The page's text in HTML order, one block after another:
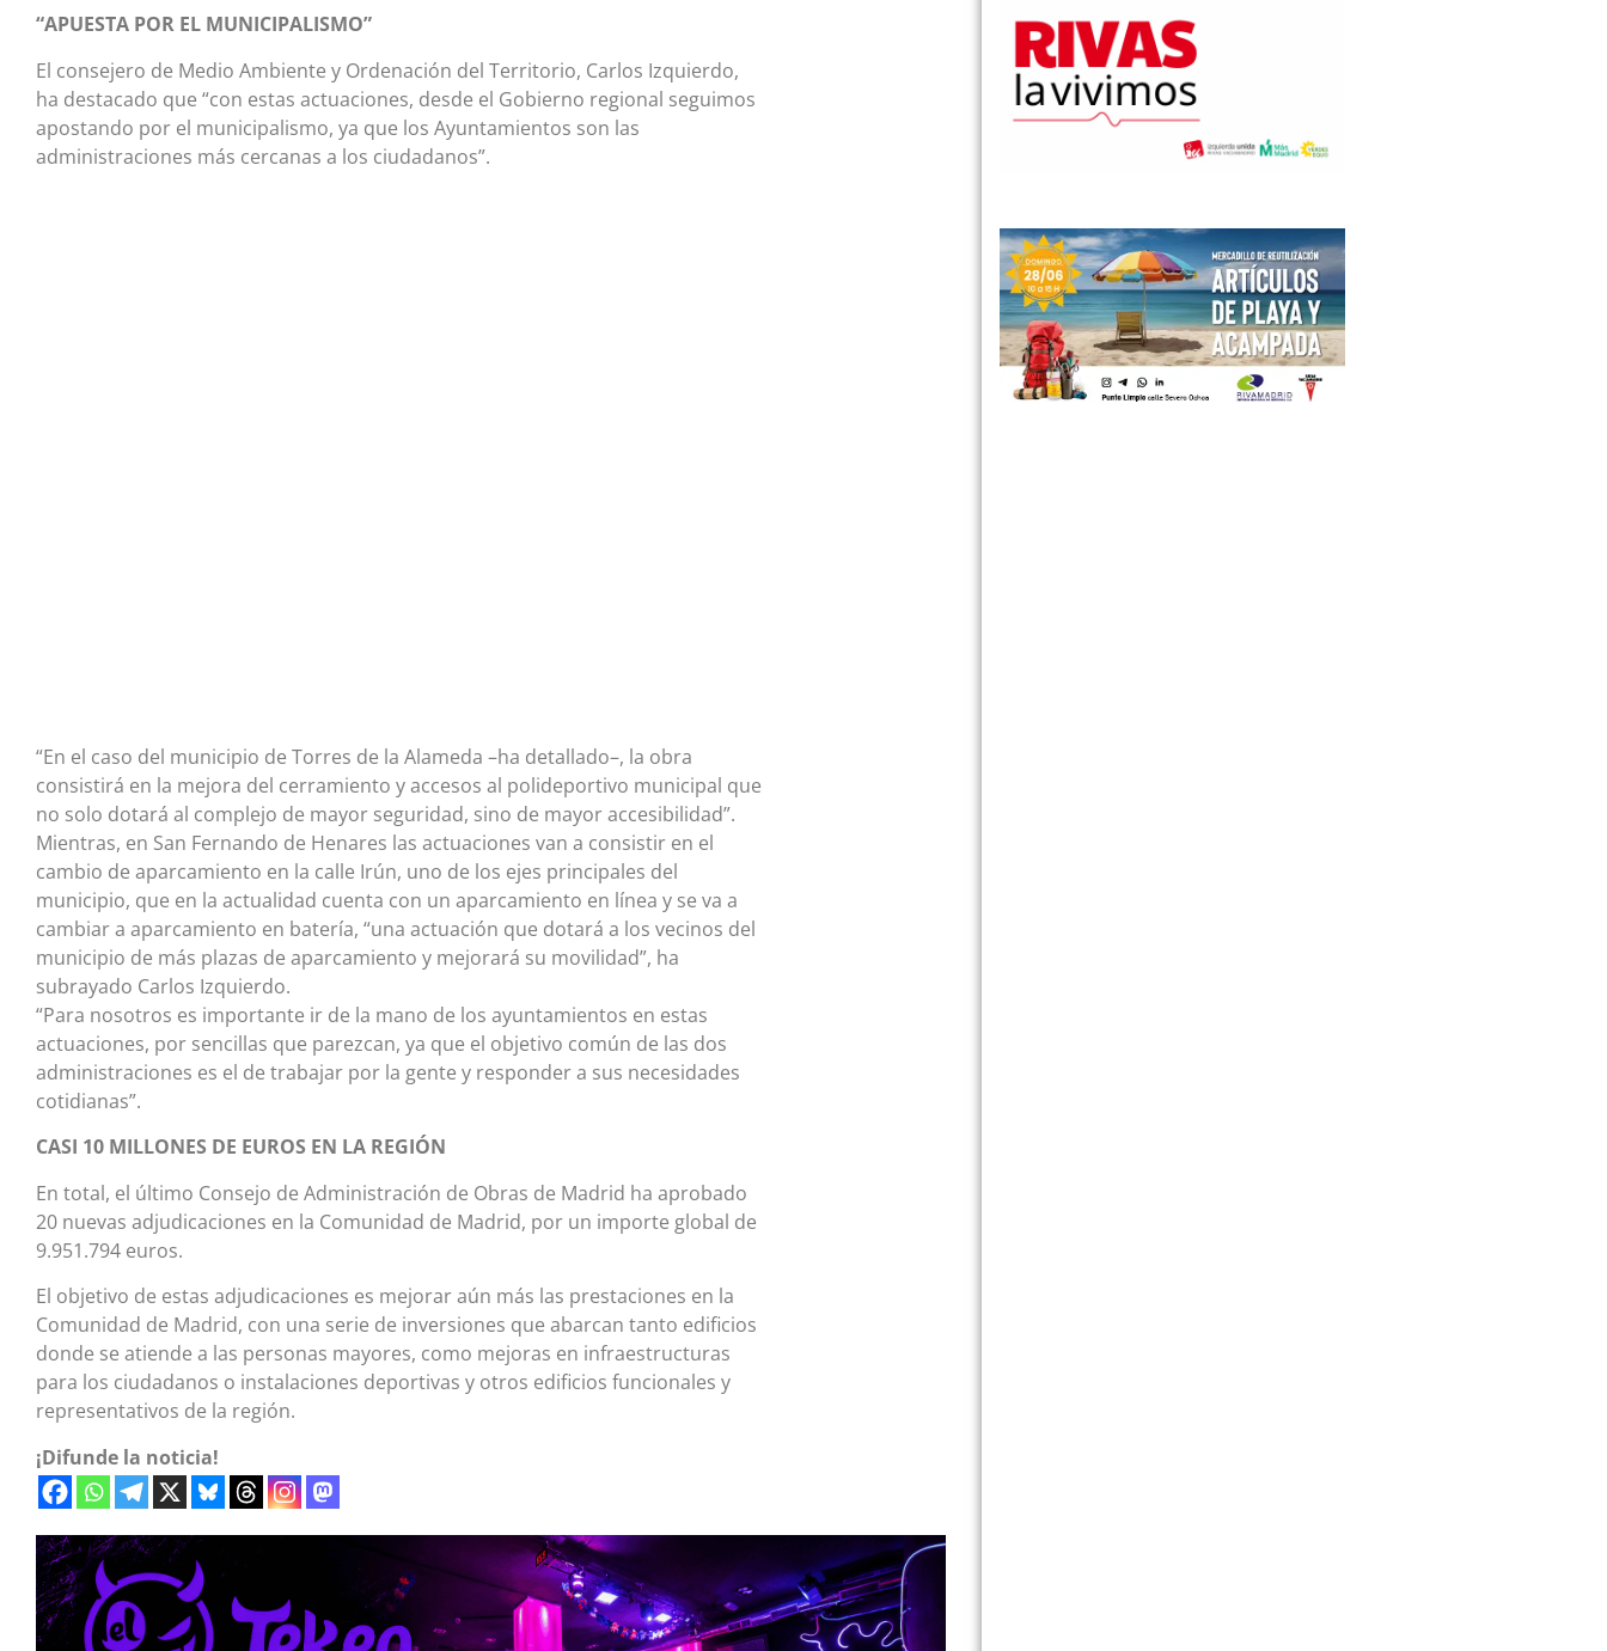
“APUESTA POR EL MUNICIPALISMO”
El consejero de Medio Ambiente y Ordenación del Territorio, Carlos Izquierdo,
ha destacado que “con estas actuaciones, desde el Gobierno regional seguimos
apostando por el municipalismo, ya que los Ayuntamientos son las
administraciones más cercanas a los ciudadanos”.
“En el caso del municipio de Torres de la Alameda –ha detallado–, la obra
consistirá en la mejora del cerramiento y accesos al polideportivo municipal que
no solo dotará al complejo de mayor seguridad, sino de mayor accesibilidad”.
Mientras, en San Fernando de Henares las actuaciones van a consistir en el
cambio de aparcamiento en la calle Irún, uno de los ejes principales del
municipio, que en la actualidad cuenta con un aparcamiento en línea y se va a
cambiar a aparcamiento en batería, “una actuación que dotará a los vecinos del
municipio de más plazas de aparcamiento y mejorará su movilidad”, ha
subrayado Carlos Izquierdo.
“Para nosotros es importante ir de la mano de los ayuntamientos en estas
actuaciones, por sencillas que parezcan, ya que el objetivo común de las dos
administraciones es el de trabajar por la gente y responder a sus necesidades
cotidianas”.
CASI 10 MILLONES DE EUROS EN LA REGIÓN
En total, el último Consejo de Administración de Obras de Madrid ha aprobado
20 nuevas adjudicaciones en la Comunidad de Madrid, por un importe global de
9.951.794 euros.
El objetivo de estas adjudicaciones es mejorar aún más las prestaciones en la
Comunidad de Madrid, con una serie de inversiones que abarcan tanto edificios
donde se atiende a las personas mayores, como mejoras en infraestructuras
para los ciudadanos o instalaciones deportivas y otros edificios funcionales y
representativos de la región.
¡Difunde la noticia!